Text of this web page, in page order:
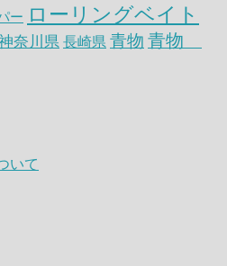
ー ローリングベイト
奈川県 長崎県 青物 青物
いて